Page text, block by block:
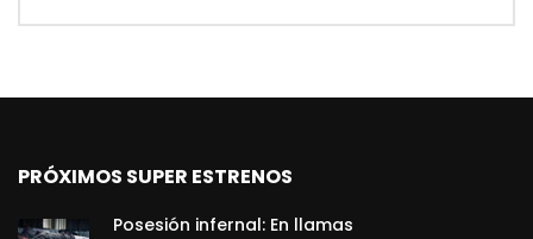
PRÓXIMOS SUPER ESTRENOS
Posesión infernal: En llamas